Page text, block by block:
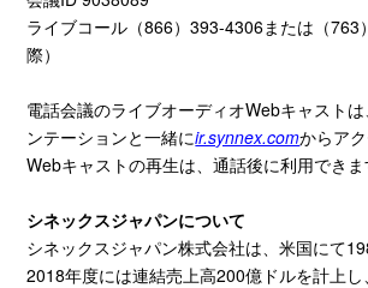
ライブコール（866）393-4306または（763
際）
電話会議のライブオーディオWebキャスト
ンテーションと一緒にir.synnex.comからア
Webキャストの再生は、通話後に利用できま
シネックスジャパンについて
シネックスジャパン株式会社は、米国にて
2018年度には連結売上高200億ドルを計上